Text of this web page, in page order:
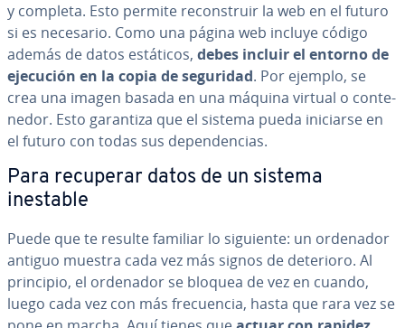
y completa. Esto permite re­co­n­s­truir la web en el futuro
si es necesario. Como una página web incluye código
además de datos estáticos, debes incluir el entorno de
ejecución en la copia de seguridad. Por ejemplo, se
crea una imagen basada en una máquina virtual o co­n­te­
ne­dor. Esto garantiza que el sistema pueda iniciarse en
el futuro con todas sus de­pe­n­de­n­cias.
Para recuperar datos de un sistema
inestable
Puede que te resulte familiar lo siguiente: un ordenador
antiguo muestra cada vez más signos de deterioro. Al
principio, el ordenador se bloquea de vez en cuando,
luego cada vez con más fre­cue­n­cia, hasta que rara vez se